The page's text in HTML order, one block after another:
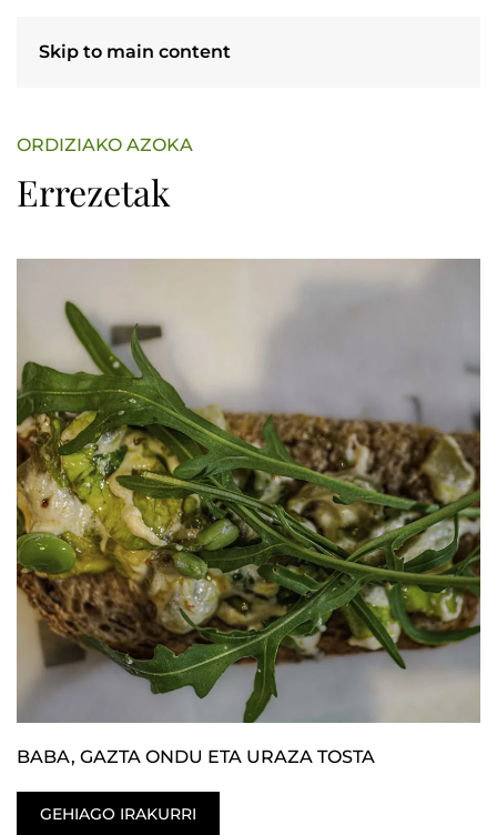
Skip to main content
ORDIZIAKO AZOKA
Errezetak
BABA, GAZTA ONDU ETA URAZA TOSTA
GEHIAGO IRAKURRI